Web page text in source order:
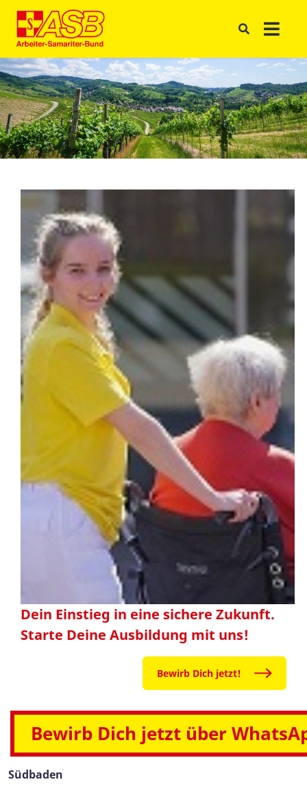
Dein Einstieg in eine sichere Zukunft.
Starte Deine Ausbildung mit uns!
Bewirb Dich jetzt!
Bewirb Dich jetzt über
Südbaden